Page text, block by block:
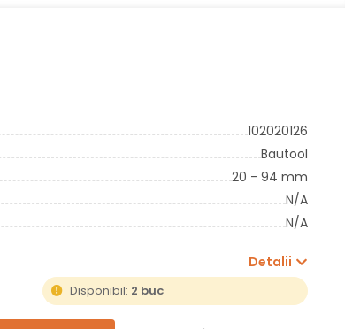
102020126
Bautool
20 - 94 mm
N/A
N/A
Detalii
Disponibil: 2 buc